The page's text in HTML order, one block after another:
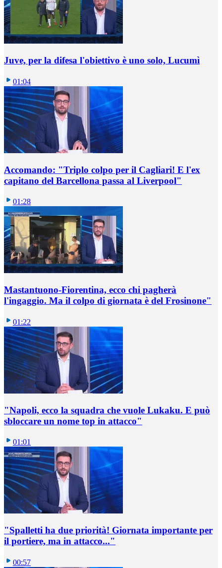
Juve, per la difesa l'obiettivo è uno solo, Lucumì
01:04
Accomando: "Triplo colpo per il Cagliari! E l'ex
capitano del Barcellona passa al Liverpool"
01:28
Mastantuono-Fiorentina, ecco chi pagherà
l'ingaggio. Ma il colpo di giornata è del Frosinone"
01:22
"Napoli, ecco la squadra che vuole Lukaku. E può
sbloccare un nome top in attacco"
01:01
"Spalletti ha due priorità! Giornata importante per
il portiere, ma in attacco..."
00:57